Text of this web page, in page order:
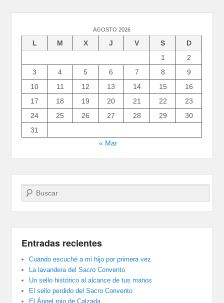
AGOSTO 2026
L M X J V S
D
1
2
3
4 5 6 7 8
9
10
11 12 13 14 15
16
17
18 19 20 21 22
23
24
25 26 27 28 29
30
31
« Mar
Buscar
Entradas recientes
Cuando escuché a mi hijo por primera vez
La lavandera del Sacro Convento
Un sello histórico al alcance de tus manos
El sello perdido del Sacro Convento
El Ángel rojo de Calzada